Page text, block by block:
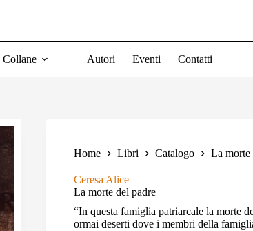
Collane Autori Eventi Contatti
Home Libri Catalogo La morte
Ceresa Alice
La morte del padre
“In questa famiglia patriarcale la morte
ormai deserti dove i membri della